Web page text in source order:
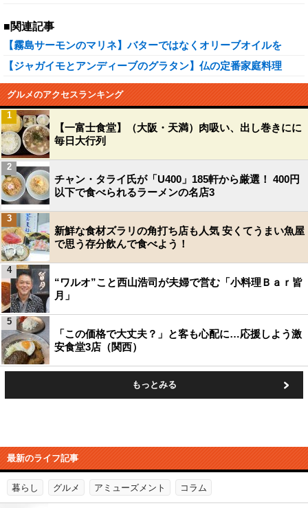
■関連記事
【霧島サーモンのマリネ】バターではなくオリーブオイルを
【ジャガイモとアンディーブのグラタン】仏の定番家庭料理
グルメのアクセスランキング
【一富士食堂】（大阪・天満）肉吸い、出し巻きにに
毎日大行列
1
チャン・タライ氏が「U400」185軒から厳選！ 400円
以下で食べられるラーメンの名店3
2
新鮮な食材ズラリの角打ち店も人気 安くてうまい魚屋
で思う存分飲んで食べよう！
3
“ワルオ”こと西山浩司が夫婦で営む「小料理Ｂａｒ皆
月」
4
「この価格で大丈夫？」と客も心配に…応援しよう激
安食堂3店（関西）
5
もっとみる
最新のライフ記事
暮らし グルメ アミューズメント コラム